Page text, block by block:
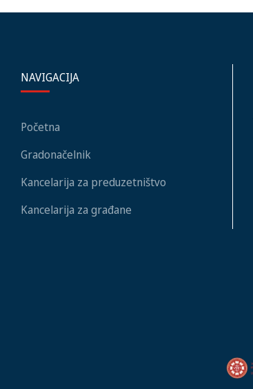
NAVIGACIJA
Početna
Gradonačelnik
Kancelarija za preduzetništvo
Kancelarija za građane